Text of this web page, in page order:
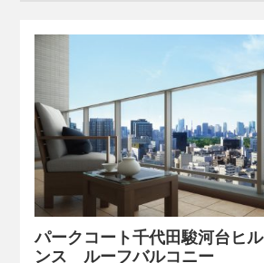
パークコート千代田駿河台ヒ
ンス ルーフバルコニー